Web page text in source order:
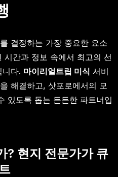
결정하는 가장 중요한 요소
시간과 정보 속에서 최고의 선
다. 마이리얼트립 미식 서비
해결하고, 삿포로에서의 모
있도록 돕는 든든한 파트너입
? 현지 전문가가 큐